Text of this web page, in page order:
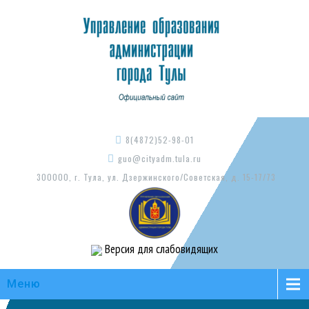
8(4872)52-98-01
guo@cityadm.tula.ru
300000, г. Тула, ул. Дзержинского/Советская, д. 15-17/73
Версия для слабовидящих
Меню